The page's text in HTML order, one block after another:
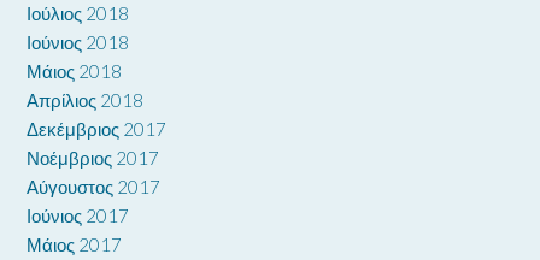
Ιούλιος 2018
Ιούνιος 2018
Μάιος 2018
Απρίλιος 2018
Δεκέμβριος 2017
Νοέμβριος 2017
Αύγουστος 2017
Ιούνιος 2017
Μάιος 2017